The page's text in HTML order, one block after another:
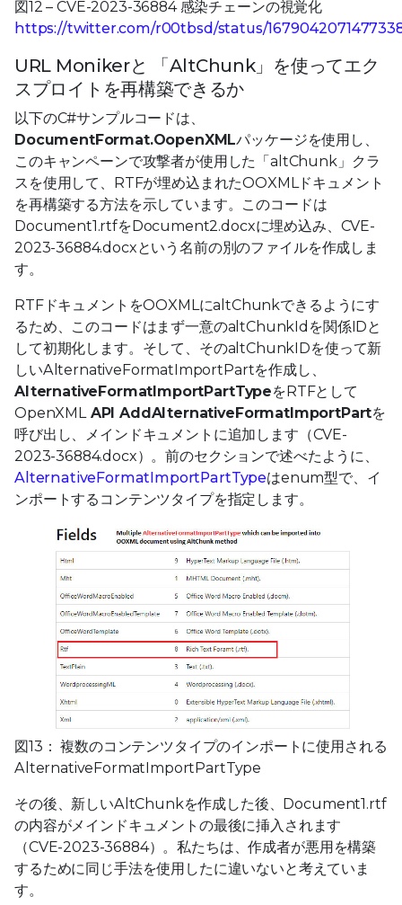
図12 – CVE-2023-36884 感染チェーンの視覚化
https://twitter.com/r00tbsd/status/
URL Monikerと 「AltChunk」を使ってエク
スプロイトを再構築できるか
以下のC#サンプルコードは、
DocumentFormat.OopenXMLパッケージを使用し、
このキャンペーンで攻撃者が使用した「altChunk」クラ
スを使用して、RTFが埋め込まれたOOXMLドキュメント
を再構築する方法を示しています。このコードは
Document1.rtfをDocument2.docxに埋め込み、CVE-
2023-36884.docxという名前の別のファイルを作成しま
す。
RTFドキュメントをOOXMLにaltChunkできるようにす
るため、このコードはまず一意のaltChunkIdを関係IDと
して初期化します。そして、そのaltChunkIDを使って新
しいAlternativeFormatImportPartを作成し、
AlternativeFormatImportPartTypeをRTFとして
OpenXMLAPI AddAlternativeFormatImportPartを
呼び出し、メインドキュメントに追加します（CVE-
2023-36884.docx）。前のセクションで述べたように、
AlternativeFormatImportPartTypeはenum型で、イ
ンポートするコンテンツタイプを指定します。
図13： 複数のコンテンツタイプのインポートに使用される
AlternativeFormatImportPartType
その後、新しいAltChunkを作成した後、Document1.rtf
の内容がメインドキュメントの最後に挿入されます
（CVE-2023-36884）。私たちは、作成者が悪用を構築
するために同じ手法を使用したに違いないと考えていま
す。